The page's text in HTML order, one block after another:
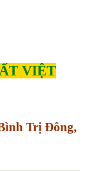
VIỆT
Trị Đông,